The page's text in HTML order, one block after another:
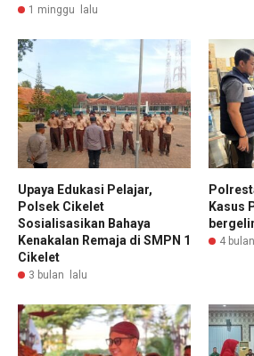
1 minggu lalu
Upaya Edukasi Pelajar,
Polsek Cikelet
Sosialisasikan Bahaya
Kenakalan Remaja di SMPN 1
Cikelet
3 bulan lalu
Kasus
4